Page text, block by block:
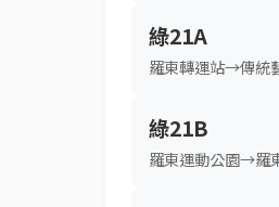
綠21A
羅東轉運站→傳統
綠21B
羅東運動公園→羅